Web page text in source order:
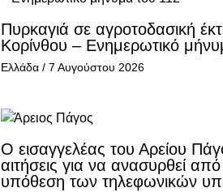
Πυρκαγιά σε αγροτοδασική
Κορίνθου – Ενημερωτικό
Ελλάδα / 7 Αυγούστου 2026
Ο εισαγγελέας του Αρείου
αιτήσεις για να ανασυρθεί
υπόθεση των τηλεφωνικών